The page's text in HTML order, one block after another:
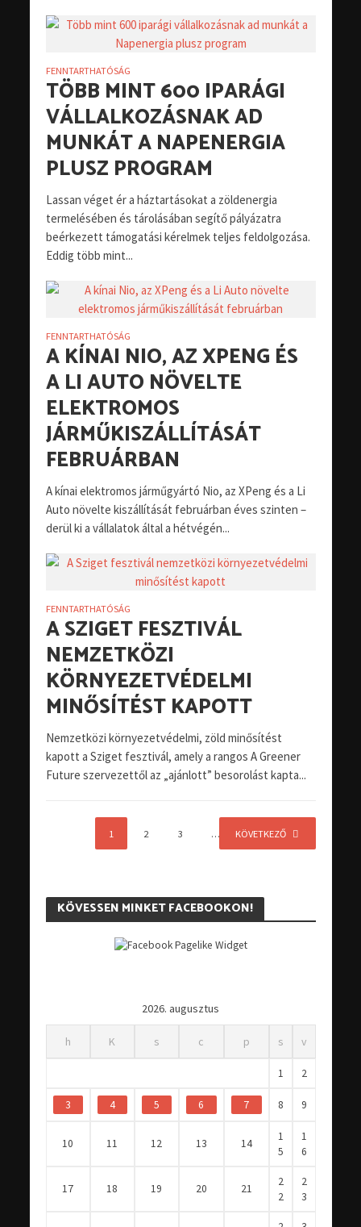
FENNTARTHATÓSÁG
TÖBB MINT 600 IPARÁGI
VÁLLALKOZÁSNAK AD
MUNKÁT A NAPENERGIA
PLUSZ PROGRAM
Lassan véget ér a háztartásokat a zöldenergia
termelésében és tárolásában segítő pályázatra
beérkezett támogatási kérelmek teljes feldolgozása.
Eddig több mint...
FENNTARTHATÓSÁG
A KÍNAI NIO, AZ XPENG ÉS
A LI AUTO NÖVELTE
ELEKTROMOS
JÁRMŰKISZÁLLÍTÁSÁT
FEBRUÁRBAN
A kínai elektromos járműgyártó Nio, az XPeng és a Li
Auto növelte kiszállítását februárban éves szinten –
derül ki a vállalatok által a hétvégén...
FENNTARTHATÓSÁG
A SZIGET FESZTIVÁL
NEMZETKÖZI
KÖRNYEZETVÉDELMI
MINŐSÍTÉST KAPOTT
Nemzetközi környezetvédelmi, zöld minősítést
kapott a Sziget fesztivál, amely a rangos A Greener
Future szervezettől az „ajánlott” besorolást kapta...
1 2 3 … 20
KÖVETKEZŐ
KÖVESSEN MINKET FACEBOOKON!
2026. augusztus
h K s c p s v
1 2
3 4 5 6 7 8 9
10 11 12 13 14
1
5
1
6
17 18 19 20 21
2
2
2
3